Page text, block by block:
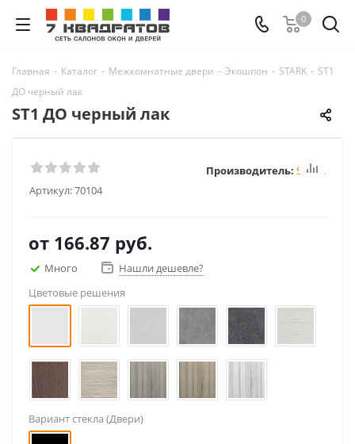
0
Главная - Каталог - Межкомнатные двери - Экошпон - STARK - ST1
ДО черный лак
ST1 ДО черный лак
Артикул:70104
Производитель: STARK
от 166.87 руб.
Много
Нашли дешевле?
Цветовые решения
Вариант стекла (Двери)